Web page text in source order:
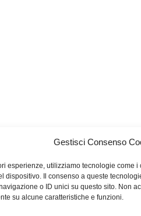
Gestisci Consenso
esperienze, utilizziamo tecnologie come
dispositivo. Il consenso a queste
o ID unici su questo sito. Non
su alcune caratteristiche e funzioni.